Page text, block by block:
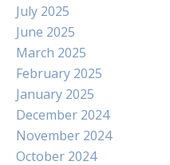
July 2025
June 2025
March 2025
February 2025
January 2025
December 2024
November 2024
October 2024